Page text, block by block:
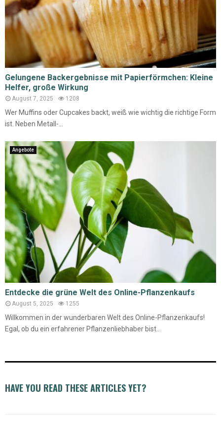
Gelungene Backergebnisse mit Papierförmchen: Kleine
Helfer, große Wirkung
August 7, 2025 1208
Wer Muffins oder Cupcakes backt, weiß wie wichtig die richtige Form
ist. Neben Metall-...
Angebote
Entdecke die grüne Welt des Online-Pflanzenkaufs
August 5, 2025 1255
Willkommen in der wunderbaren Welt des Online-Pflanzenkaufs!
Egal, ob du ein erfahrener Pflanzenliebhaber bist...
HAVE YOU READ THESE ARTICLES YET?